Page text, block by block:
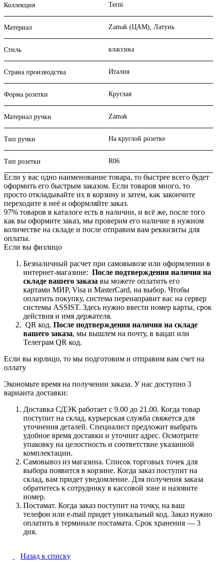
Коллекция Terni
Материал Zamak (ЦАМ), Латунь
Стиль классика
Страна производства Италия
Форма розетки Круглая
Материал ручки Zamak
Тип ручки На круглой розетке
Тип розетки R06
Если у вас одно наименование товара, то быстрее всего будет
оформить его быстрым заказом. Если товаров много, то
просто откладывайте их в корзину и затем, как закончите
переходите в неё и оформляйте заказ.
97% товаров в каталоге есть в наличии, и всё же, после того
как вы оформите заказ, мы проверим его наличие в нужном
количестве на складе и после отправим вам реквизиты для
оплаты.
Если вы физлицо
Безналичный расчет при самовывозе или оформлении в
интернет-магазине: После подтверждения наличия на
складе вашего заказа вы можете оплатить его
картами МИР, Visa и MasterCard, на выбор. Чтобы
оплатить покупку, система перенаправит вас на сервер
системы ASSIST. Здесь нужно ввести номер карты, срок
действия и имя держателя.
QR код. После подтверждения наличия на складе
вашего заказа, мы вышлем на почту, в вацап или
Телеграм QR код.
Если вы юрлицо, то мы подготовим и отправим вам счет на
оллату
Экономьте время на получении заказа. У нас доступно 3
варианта доставки:
Доставка СДЭК работает с 9.00 до 21.00. Когда товар
поступит на склад, курьерская служба свяжется для
уточнения деталей. Специалист предложит выбрать
удобное время доставки и уточнит адрес. Осмотрите
упаковку на целостность и соответствие указанной
комплектации.
Самовывоз из магазина. Список торговых точек для
выбора появится в корзине. Когда заказ поступит на
склад, вам придет уведомление. Для получения заказа
обратитесь к сотруднику в кассовой зоне и назовите
номер.
Постамат. Когда заказ поступит на точку, на ваш
телефон или e-mail придет уникальный код. Заказ нужно
оплатить в терминале постамата. Срок хранения — 3
дня.
Назад к списку